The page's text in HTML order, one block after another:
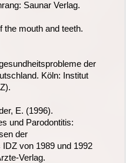
Saunar Verlag.
the mouth and teeth.
der
Köln: Institut
E. (1996).
und Parodontitis:
der
von 1989 und 1992
Verlag.